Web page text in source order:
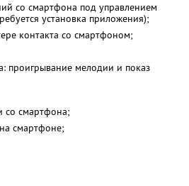
со смартфона под управлением
установка приложения);
контакта со смартфоном;
проигрывание мелодии и показ
со смартфона;
смартфоне;